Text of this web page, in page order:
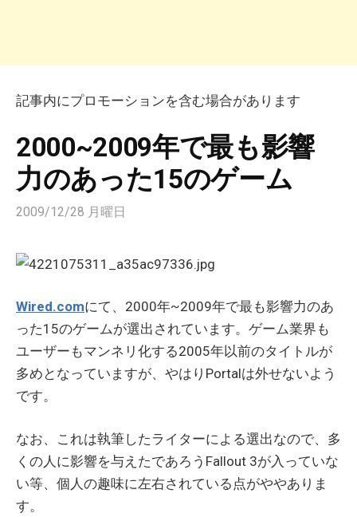
記事内にプロモーションを含む場合があります
2000~2009年で最も影響
力のあった15のゲーム
2009/12/28 月曜日
Wired.comにて、2000年~2009年で最も影響力のあ
った15のゲームが選出されています。ゲーム業界も
ユーザーもマンネリ化する2005年以前のタイトルが
多めとなっていますが、やはりPortalは外せないよう
です。
なお、これは執筆したライターによる選出なので、多
くの人に影響を与えたであろうFallout 3が入っていな
い等、個人の趣味に左右されている点がややありま
す。